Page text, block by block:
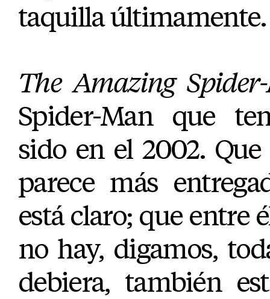
taquilla últimamente.
The Amazing
Spider-Man que
sido en el 2002.
parece más
está claro; que entre
no hay, digamos,
debiera, también